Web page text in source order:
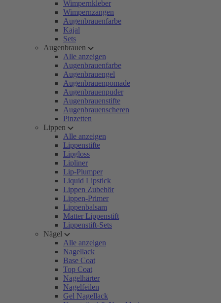
Wimpernkleber
Wimpernzangen
Augenbrauenfarbe
Kajal
Sets
Augenbrauen
Alle anzeigen
Augenbrauenfarbe
Augenbrauengel
Augenbrauenpomade
Augenbrauenpuder
Augenbrauenstifte
Augenbrauenscheren
Pinzetten
Lippen
Alle anzeigen
Lippenstifte
Lipgloss
Lipliner
Lip-Plumper
Liquid Lipstick
Lippen Zubehör
Lippen-Primer
Lippenbalsam
Matter Lippenstift
Lippenstift-Sets
Nägel
Alle anzeigen
Nagellack
Base Coat
Top Coat
Nagelhärter
Nagelfeilen
Gel Nagellack